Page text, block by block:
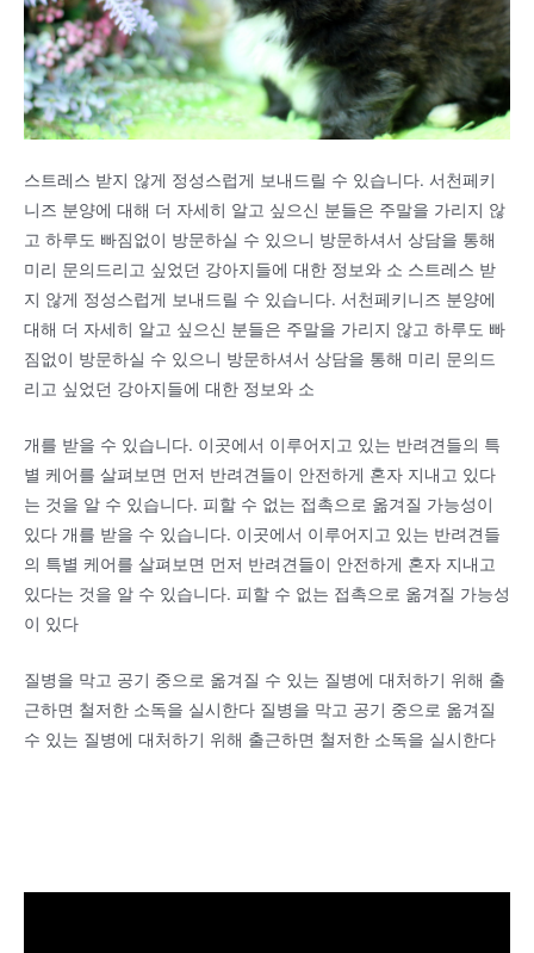
스트레스 받지 않게 정성스럽게 보내드릴 수 있습니다. 서천페키
니즈 분양에 대해 더 자세히 알고 싶으신 분들은 주말을 가리지 않
고 하루도 빠짐없이 방문하실 수 있으니 방문하셔서 상담을 통해
미리 문의드리고 싶었던 강아지들에 대한 정보와 소 스트레스 받
지 않게 정성스럽게 보내드릴 수 있습니다. 서천페키니즈 분양에
대해 더 자세히 알고 싶으신 분들은 주말을 가리지 않고 하루도 빠
짐없이 방문하실 수 있으니 방문하셔서 상담을 통해 미리 문의드
리고 싶었던 강아지들에 대한 정보와 소
개를 받을 수 있습니다. 이곳에서 이루어지고 있는 반려견들의 특
별 케어를 살펴보면 먼저 반려견들이 안전하게 혼자 지내고 있다
는 것을 알 수 있습니다. 피할 수 없는 접촉으로 옮겨질 가능성이
있다 개를 받을 수 있습니다. 이곳에서 이루어지고 있는 반려견들
의 특별 케어를 살펴보면 먼저 반려견들이 안전하게 혼자 지내고
있다는 것을 알 수 있습니다. 피할 수 없는 접촉으로 옮겨질 가능성
이 있다
질병을 막고 공기 중으로 옮겨질 수 있는 질병에 대처하기 위해 출
근하면 철저한 소독을 실시한다 질병을 막고 공기 중으로 옮겨질
수 있는 질병에 대처하기 위해 출근하면 철저한 소독을 실시한다